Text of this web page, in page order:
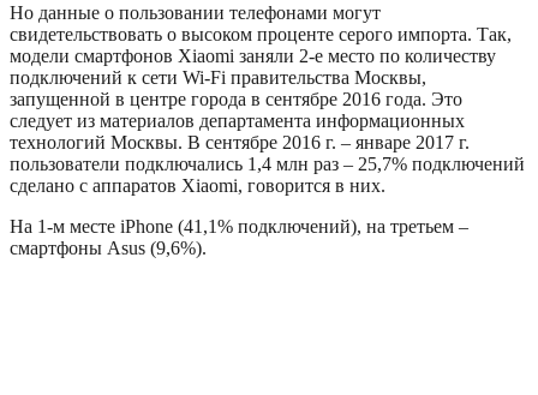
Но данные о пользовании телефонами могут
свидетельствовать о высоком проценте серого импорта. Так,
модели смартфонов Xiaomi заняли 2-е место по количеству
подключений к сети Wi-Fi правительства Москвы,
запущенной в центре города в сентябре 2016 года. Это
следует из материалов департамента информационных
технологий Москвы. В сентябре 2016 г. – январе 2017 г.
пользователи подключались 1,4 млн раз – 25,7% подключений
сделано с аппаратов Xiaomi, говорится в них.
На 1-м месте iPhone (41,1% подключений), на третьем –
смартфоны Asus (9,6%).